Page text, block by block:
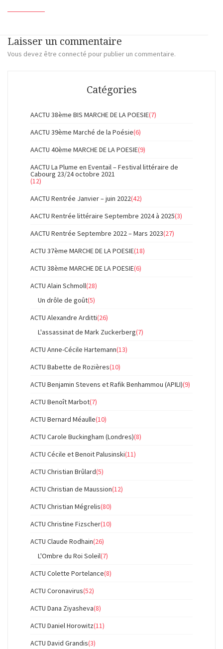
Laisser un commentaire
Vous devez être connecté pour publier un commentaire.
Catégories
AACTU 38ème BIS MARCHE DE LA POESIE(7)
AACTU 39ème Marché de la Poésie(6)
AACTU 40ème MARCHE DE LA POESIE(9)
AACTU La Plume en Eventail – Festival littéraire de
Cabourg 23/24 octobre 2021
(12)
AACTU Rentrée Janvier – juin 2022(42)
AACTU Rentrée littéraire Septembre 2024 à 2025(3)
AACTU Rentrée Septembre 2022 – Mars 2023(27)
ACTU 37ème MARCHE DE LA POESIE(18)
ACTU 38ème MARCHE DE LA POESIE(6)
ACTU Alain Schmoll(28)
Un drôle de goût(5)
ACTU Alexandre Arditti(26)
L'assassinat de Mark Zuckerberg(7)
ACTU Anne-Cécile Hartemann(13)
ACTU Babette de Rozières(10)
ACTU Benjamin Stevens et Rafik Benhammou (APILI)(9)
ACTU Benoît Marbot(7)
ACTU Bernard Méaulle(10)
ACTU Carole Buckingham (Londres)(8)
ACTU Cécile et Benoit Palusinski(11)
ACTU Christian Brûlard(5)
ACTU Christian de Maussion(12)
ACTU Christian Mégrelis(80)
ACTU Christine Fizscher(10)
ACTU Claude Rodhain(26)
L'Ombre du Roi Soleil(7)
ACTU Colette Portelance(8)
ACTU Coronavirus(52)
ACTU Dana Ziyasheva(8)
ACTU Daniel Horowitz(11)
ACTU David Grandis(3)